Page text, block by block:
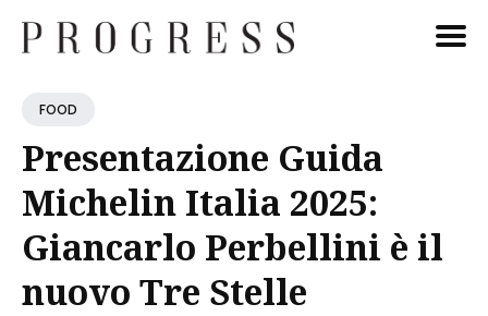
Cerca
FOOD
Presentazione Guida
Michelin Italia 2025:
Giancarlo Perbellini è il
nuovo Tre Stelle